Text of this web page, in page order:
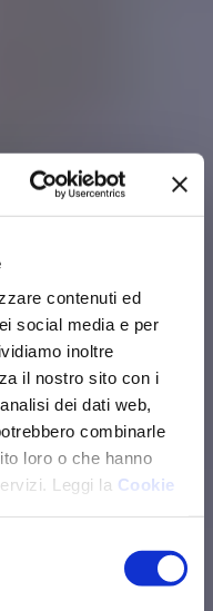
contenuti ed
social media e per
inoltre
il nostro sito con i
dei dati web,
combinarle
loro o che hanno
Leggi la Cookie
welfare
e la